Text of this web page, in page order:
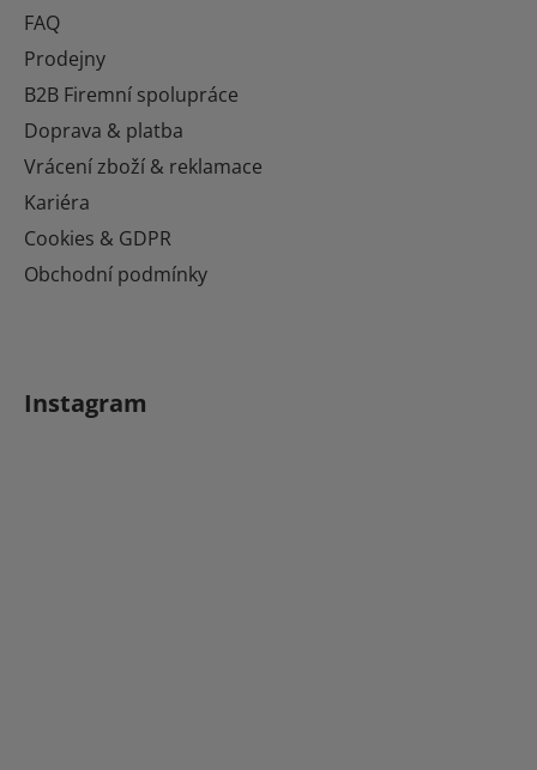
FAQ
Prodejny
B2B Firemní spolupráce
Doprava & platba
Vrácení zboží & reklamace
Kariéra
Cookies & GDPR
Obchodní podmínky
Instagram